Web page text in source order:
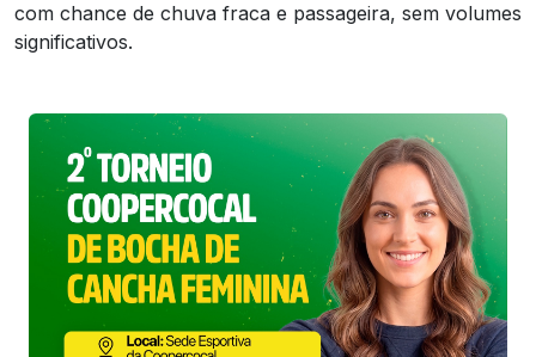
com chance de chuva fraca e passageira, sem volumes
significativos.